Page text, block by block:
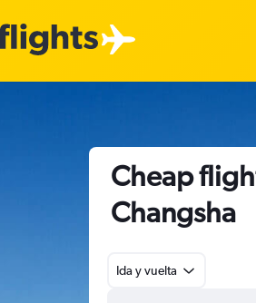
Cheap
Changsha
Ida y vuelta